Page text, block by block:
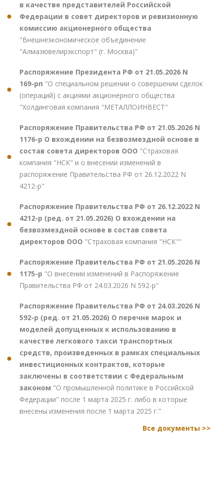
в качестве представителей Российской
Федерации в совет директоров и ревизионную
комиссию акционерного общества
"Внешнеэкономическое объединение
"Алмазювелирэкспорт" (г. Москва)"
Распоряжение Президента РФ от 21.05.2026 N
169-рп "О специальном решении о совершении сделок
(операций) с акциями акционерного общества
"Холдинговая компания "МЕТАЛЛОИНВЕСТ"
Распоряжение Правительства РФ от 21.05.2026 N
1176-р О вхождении на безвозмездной основе в
состав совета директоров ООО "Страховая
компания "НСК" и о внесении изменений в
распоряжение Правительства РФ от 26.12.2022 N
4212-р"
Распоряжение Правительства РФ от 26.12.2022 N
4212-р (ред. от 21.05.2026) О вхождении на
безвозмездной основе в состав совета
директоров ООО "Страховая компания "НСК""
Распоряжение Правительства РФ от 21.05.2026 N
1175-р "О внесении изменений в Распоряжение
Правительства РФ от 24.03.2026 N 592-р"
Распоряжение Правительства РФ от 24.03.2026 N
592-р (ред. от 21.05.2026) О перечне марок и
моделей допущенных к использованию в
качестве легкового такси транспортных
средств, произведенных в рамках специальных
инвестиционных контрактов, которые
заключены в соответствии с Федеральным
законом "О промышленной политике в Российской
Федерации" после 1 марта 2025 г. либо в которые
внесены изменения после 1 марта 2025 г."
Все документы >>